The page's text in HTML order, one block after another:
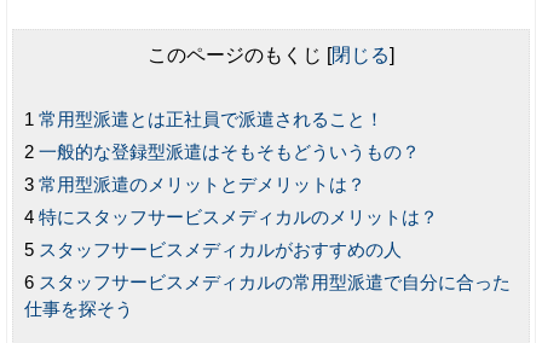
このページのもくじ [閉じる]
常用型派遣とは正社員で派遣されること！
一般的な登録型派遣はそもそもどういうもの？
常用型派遣のメリットとデメリットは？
特にスタッフサービスメディカルのメリットは？
スタッフサービスメディカルがおすすめの人
スタッフサービスメディカルの常用型派遣で自分に合った
仕事を探そう